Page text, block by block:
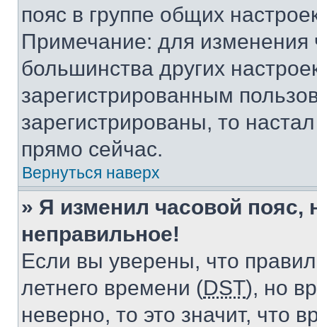
пояс в группе общих
Примечание: для изменения
большинства других
зарегистрированным
зарегистрированы, то
прямо сейчас.
Вернуться наверх
» Я изменил часовой пояс,
неправильное!
Если вы уверены, что
летнего времени (DST), но
неверно, то это значит, что